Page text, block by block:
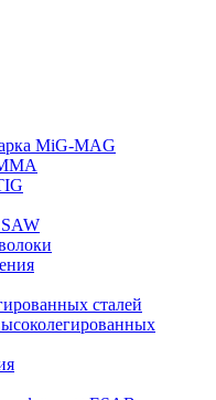
MiG-MAG
SAW
сталей